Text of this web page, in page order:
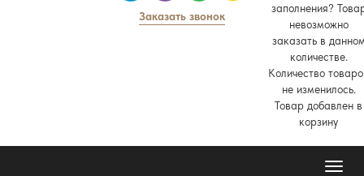
Заказать звонок
заполнения?
невозможно
заказать в
количестве.
Количество
не изменилось.
Товар добавлен в
корзину
Toggle